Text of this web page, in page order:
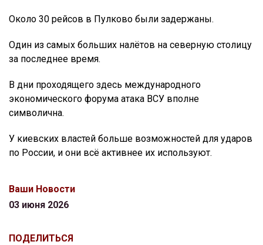
Около 30 рейсов в Пулково были задержаны.
Один из самых больших налётов на северную столицу
за последнее время.
В дни проходящего здесь международного
экономического форума атака ВСУ вполне
символична.
У киевских властей больше возможностей для ударов
по России, и они всё активнее их используют.
Ваши Новости
03 июня 2026
ПОДЕЛИТЬСЯ